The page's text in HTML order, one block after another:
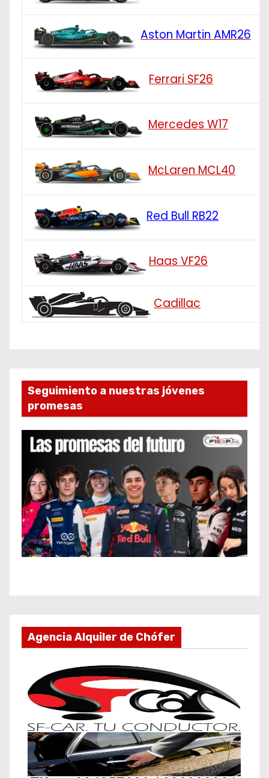
Aston Martin AMR26
Ferrari SF26
Mercedes W17
McLaren MCL40
Red Bull RB22
Haas VF26
Cadillac
Seguimiento a nuestras jóvenes
promesas
Agencia Alquiler de Chófer